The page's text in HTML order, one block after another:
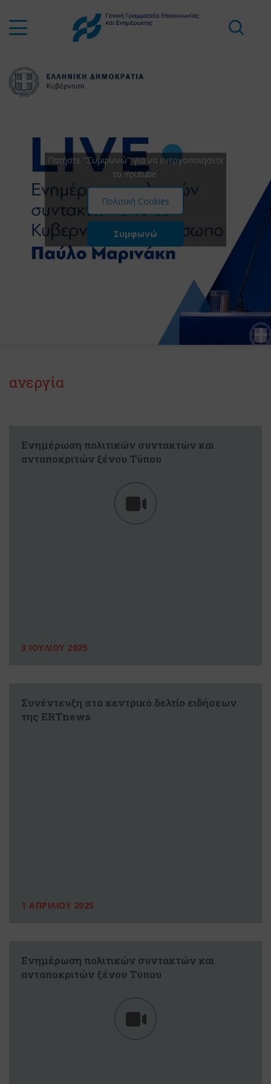
Πατήστε "Συμφωνώ" για να ενεργοποιήσετε
το Youtube
Πολιτική Cookies
Συμφωνώ
ανεργία
Ενημέρωση πολιτικών συντακτών και
ανταποκριτών ξένου Τύπου
3 ΙΟΥΛΙΟΥ 2025
Συνέντευξη στο κεντρικό δελτίο ειδήσεων
της ERTnews
1 ΑΠΡΙΛΙΟΥ 2025
Ενημέρωση πολιτικών συντακτών και
ανταποκριτών ξένου Τύπου